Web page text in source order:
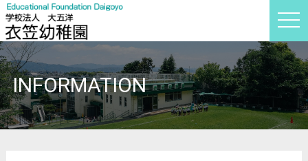
t
o
g
l
e
n
a
i
g
a
INFORMATION